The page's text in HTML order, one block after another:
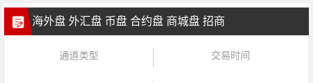
海外盘 外汇盘 币盘 合约盘 商城盘 招商
通道类型 交易时间